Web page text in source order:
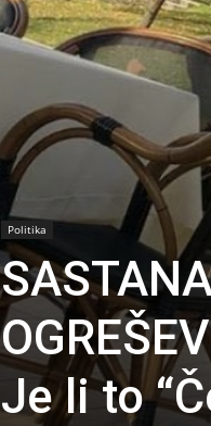
Politika
Je li to